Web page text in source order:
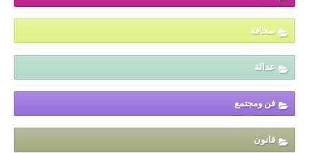
صحافة
عدالة
فن ومجتمع
قانون